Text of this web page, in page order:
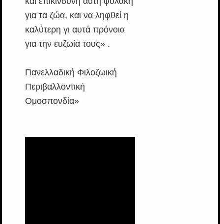
για τα ζώα, και να ληφθεί η
καλύτερη γι αυτά πρόνοια
για την ευζωία τους» .
Πανελλαδική Φιλοζωική
Περιβαλλοντική
Ομοσπονδία»